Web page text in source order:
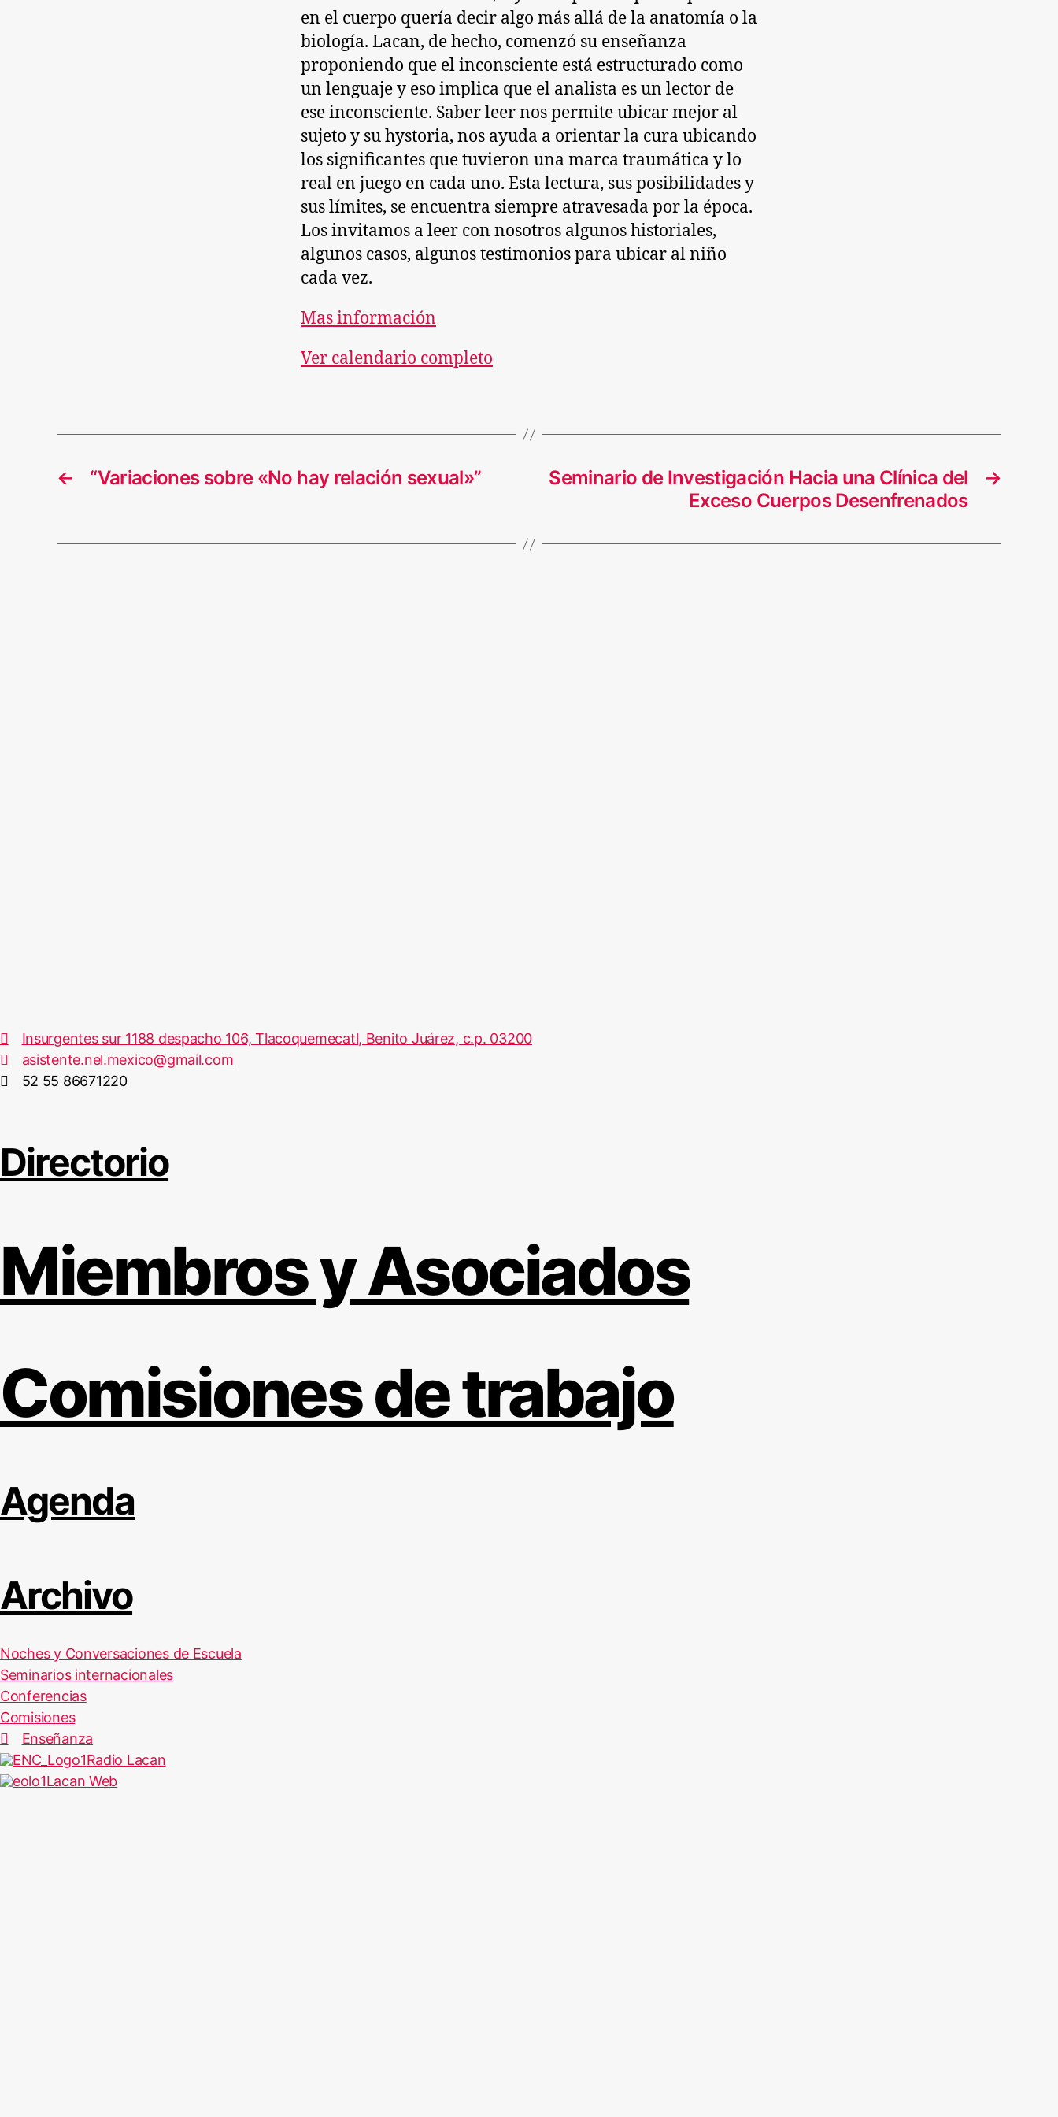
en el cuerpo quería decir algo más allá de la anatomía o la
biología. Lacan, de hecho, comenzó su enseñanza
proponiendo que el inconsciente está estructurado como
un lenguaje y eso implica que el analista es un lector de
ese inconsciente. Saber leer nos permite ubicar mejor al
sujeto y su hystoria, nos ayuda a orientar la cura ubicando
los significantes que tuvieron una marca traumática y lo
real en juego en cada uno. Esta lectura, sus posibilidades y
sus límites, se encuentra siempre atravesada por la época.
Los invitamos a leer con nosotros algunos historiales,
algunos casos, algunos testimonios para ubicar al niño
cada vez.
Mas información
Ver calendario completo
← “Variaciones sobre «No hay relación sexual»” →
Seminario de Investigación Hacia una Clínica del
Exceso Cuerpos Desenfrenados
Insurgentes sur 1188 despacho 106, Tlacoquemecatl, Benito Juárez, c.p. 03200
asistente.nel.mexico@gmail.com
52 55 86671220
Directorio
Miembros y Asociados
Comisiones de trabajo
Agenda
Archivo
Noches y Conversaciones de Escuela
Seminarios internacionales
Conferencias
Comisiones
Enseñanza
Radio Lacan
Lacan Web